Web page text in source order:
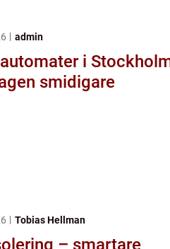
admin
i
smidigare
Tobias Hellman
– smartare